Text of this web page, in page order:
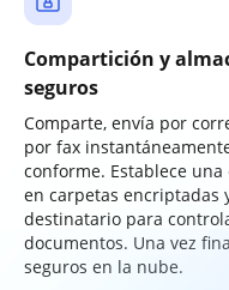
Compartición y
seguros
Comparte, envía por
por fax
conforme. Establece
en carpetas encriptadas
destinatario para
documentos. Una vez
seguros en la nube.